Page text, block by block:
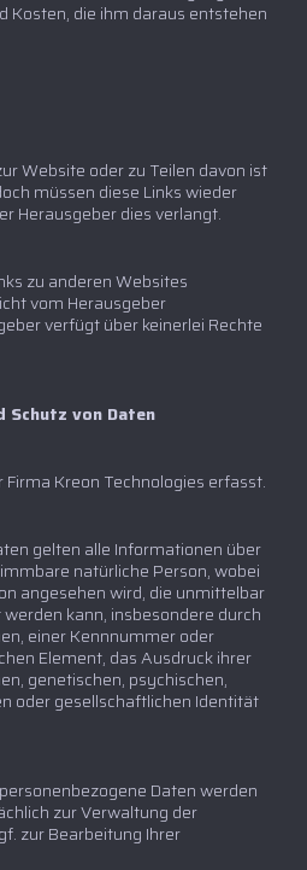
Kosten, die ihm daraus entstehen
Website oder zu Teilen davon ist
müssen diese Links wieder
Herausgeber dies verlangt.
zu anderen Websites
vom Herausgeber
verfügt über keinerlei Rechte
Schutz von Daten
Kreon Technologies erfasst.
gelten alle Informationen über
natürliche Person, wobei
angesehen wird, die unmittelbar
kann, insbesondere durch
einer Kennnummer oder
Element, das Ausdruck ihrer
genetischen, psychischen,
oder gesellschaftlichen Identität
Daten werden
zur Verwaltung der
zur Bearbeitung Ihrer